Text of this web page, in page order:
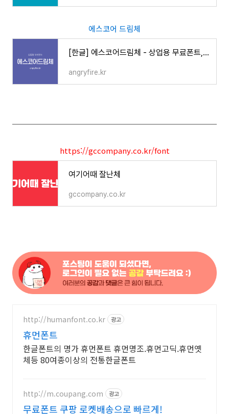
에스코어 드림체
[한글] 에스코어드림체 - 상업용 무료폰트, 바로 다운로드 ⬇︎
angryfire.kr
https://gccompany.co.kr/font
여기어때 잘난체
gccompany.co.kr
http://humanfont.co.kr 광고
휴먼폰트
한글폰트의 명가 휴먼폰트 휴먼명조.휴먼고딕.휴먼옛
체등 80여종이상의 전통한글폰트
http://m.coupang.com 광고
무료폰트 쿠팡 로켓배송으로 빠르게!